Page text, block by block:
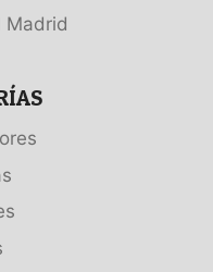
Madrid